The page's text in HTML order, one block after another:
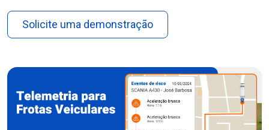
Solicite uma demonstração